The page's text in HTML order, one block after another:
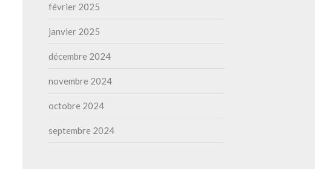
février 2025
janvier 2025
décembre 2024
novembre 2024
octobre 2024
septembre 2024